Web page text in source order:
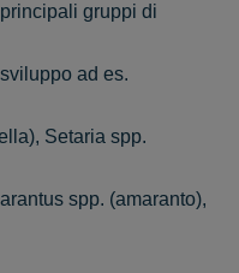
gruppi di
ad es.
Setaria spp.
spp. (amaranto),